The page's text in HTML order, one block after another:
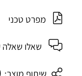
מפרט טכני
שאלו שאלה
שיתוף מוצר: